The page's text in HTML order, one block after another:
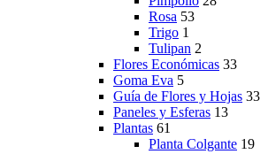
Rosa 53
Trigo 1
Tulipan 2
Flores Económicas 33
Goma Eva 5
Guía de Flores y Hojas 33
Paneles y Esferas 13
Plantas 61
Planta Colgante 19